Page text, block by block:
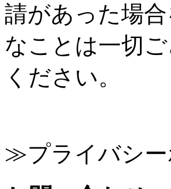
請があった場
なことは一切
ください。
≫プライバシー